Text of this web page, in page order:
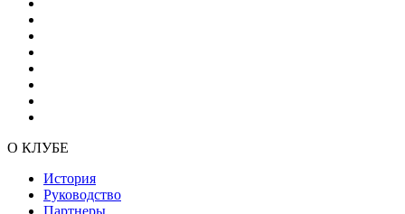
О КЛУБЕ
История
Руководство
Партнеры